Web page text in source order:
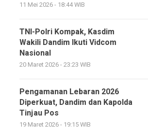
11 Mei 2026 - 18:44 WIB
TNI-Polri Kompak, Kasdim
Wakili Dandim Ikuti Vidcom
Nasional
20 Maret 2026 - 23:23 WIB
Pengamanan Lebaran 2026
Diperkuat, Dandim dan Kapolda
Tinjau Pos
19 Maret 2026 - 19:15 WIB